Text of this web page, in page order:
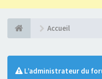
Accueil
L’administrateur du